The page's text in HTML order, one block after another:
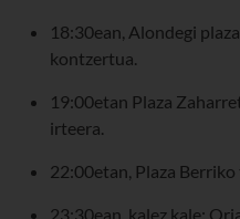
18:30ean, Alondegi
kontzertua.
19:00etan Plaza
irteera.
22:00etan, Plaza
23:30ean, kalez kale: